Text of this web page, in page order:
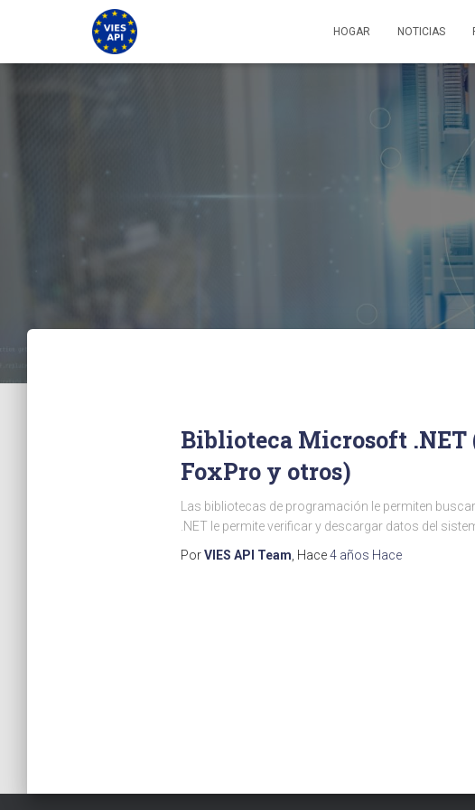
HOGAR NOTICIAS
Biblioteca Microsoft .NET
FoxPro y otros)
Las bibliotecas de programación le permiten
.NET le permite verificar y descargar datos del
PorVIES API Team , Hace4 años Hace